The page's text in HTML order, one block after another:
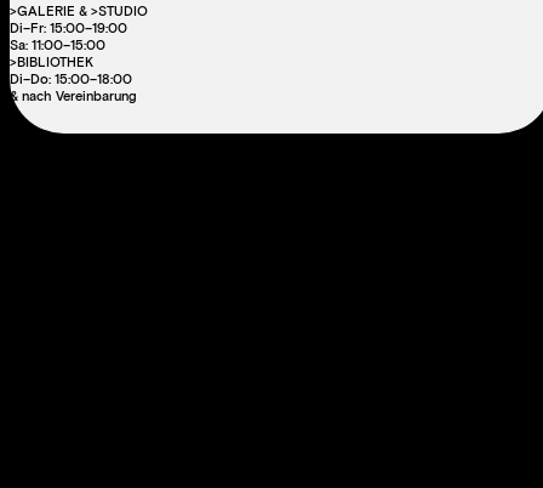
>GALERIE & >STUDIO
Di–Fr: 15:00–19:00
Sa: 11:00–15:00
>BIBLIOTHEK
Di–Do: 15:00–18:00
& nach Vereinbarung